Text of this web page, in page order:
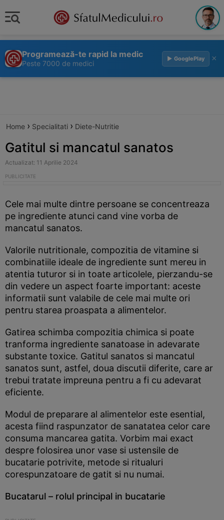
Programează-te rapid la medic
Peste 7000 de medici
▶ GooglePlay ×
Home › Specialitati › Diete-Nutritie
Gatitul si mancatul sanatos
Actualizat: 11 Aprilie 2024
Cele mai multe dintre persoane se concentreaza
pe ingrediente atunci cand vine vorba de
mancatul sanatos.
Valorile nutritionale, compozitia de vitamine si
combinatiile ideale de ingrediente sunt mereu in
atentia tuturor si in toate articolele, pierzandu-se
din vedere un aspect foarte important: aceste
informatii sunt valabile de cele mai multe ori
pentru starea proaspata a alimentelor.
Gatirea schimba compozitia chimica si poate
tranforma ingrediente sanatoase in adevarate
substante toxice. Gatitul sanatos si mancatul
sanatos sunt, astfel, doua discutii diferite, care ar
trebui tratate impreuna pentru a fi cu adevarat
eficiente.
Modul de preparare al alimentelor este esential,
acesta fiind raspunzator de sanatatea celor care
consuma mancarea gatita. Vorbim mai exact
despre folosirea unor vase si ustensile de
bucatarie potrivite, metode si ritualuri
corespunzatoare de gatit si nu numai.
Bucatarul – rolul principal in bucatarie